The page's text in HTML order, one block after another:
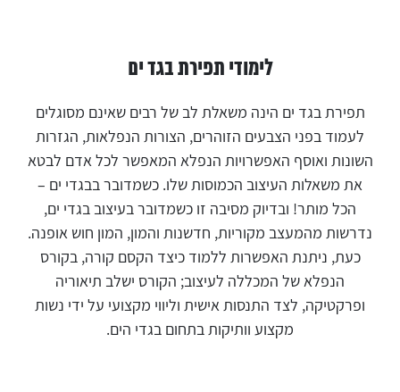
לימודי תפירת בגד ים
תפירת בגד ים הינה משאלת לב של רבים שאינם מסוגלים
לעמוד בפני הצבעים הזוהרים, הצורות הנפלאות, הגזרות
השונות ואוסף האפשרויות הנפלא המאפשר לכל אדם לבטא
את משאלות העיצוב הכמוסות שלו. כשמדובר בבגדי ים –
הכל מותר! ובדיוק מסיבה זו כשמדובר בעיצוב בגדי ים,
נדרשות מהמעצב מקוריות, חדשנות והמון, המון חוש אופנה.
כעת, ניתנת האפשרות ללמוד כיצד הקסם קורה, בקורס
הנפלא של המכללה לעיצוב; הקורס ישלב תיאוריה
ופרקטיקה, לצד התנסות אישית וליווי מקצועי על ידי נשות
מקצוע וותיקות בתחום בגדי הים.